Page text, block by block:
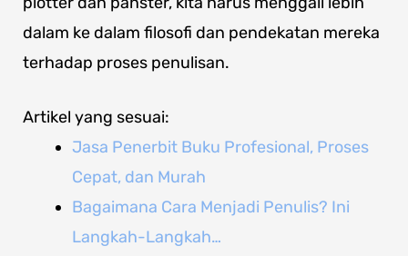
dalam ke dalam filosofi dan pendekatan mereka
terhadap proses penulisan.
Artikel yang sesuai:
Jasa Penerbit Buku Profesional, Proses
Cepat, dan Murah
Bagaimana Cara Menjadi Penulis? Ini
Langkah-Langkah…